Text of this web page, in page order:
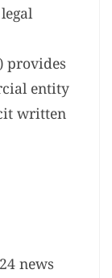
entity
written
news